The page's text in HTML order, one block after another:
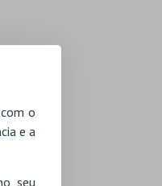
o
e a
seu